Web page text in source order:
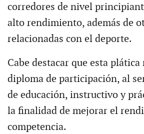
corredores de nivel
alto rendimiento, además de
relacionadas con el deporte.
Cabe destacar que esta
diploma de participación, al
de educación, instructivo y
la finalidad de mejorar el
competencia.